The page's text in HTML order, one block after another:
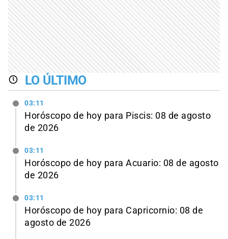
LO ÚLTIMO
03:11
Horóscopo de hoy para Piscis: 08 de agosto
de 2026
03:11
Horóscopo de hoy para Acuario: 08 de agosto
de 2026
03:11
Horóscopo de hoy para Capricornio: 08 de
agosto de 2026